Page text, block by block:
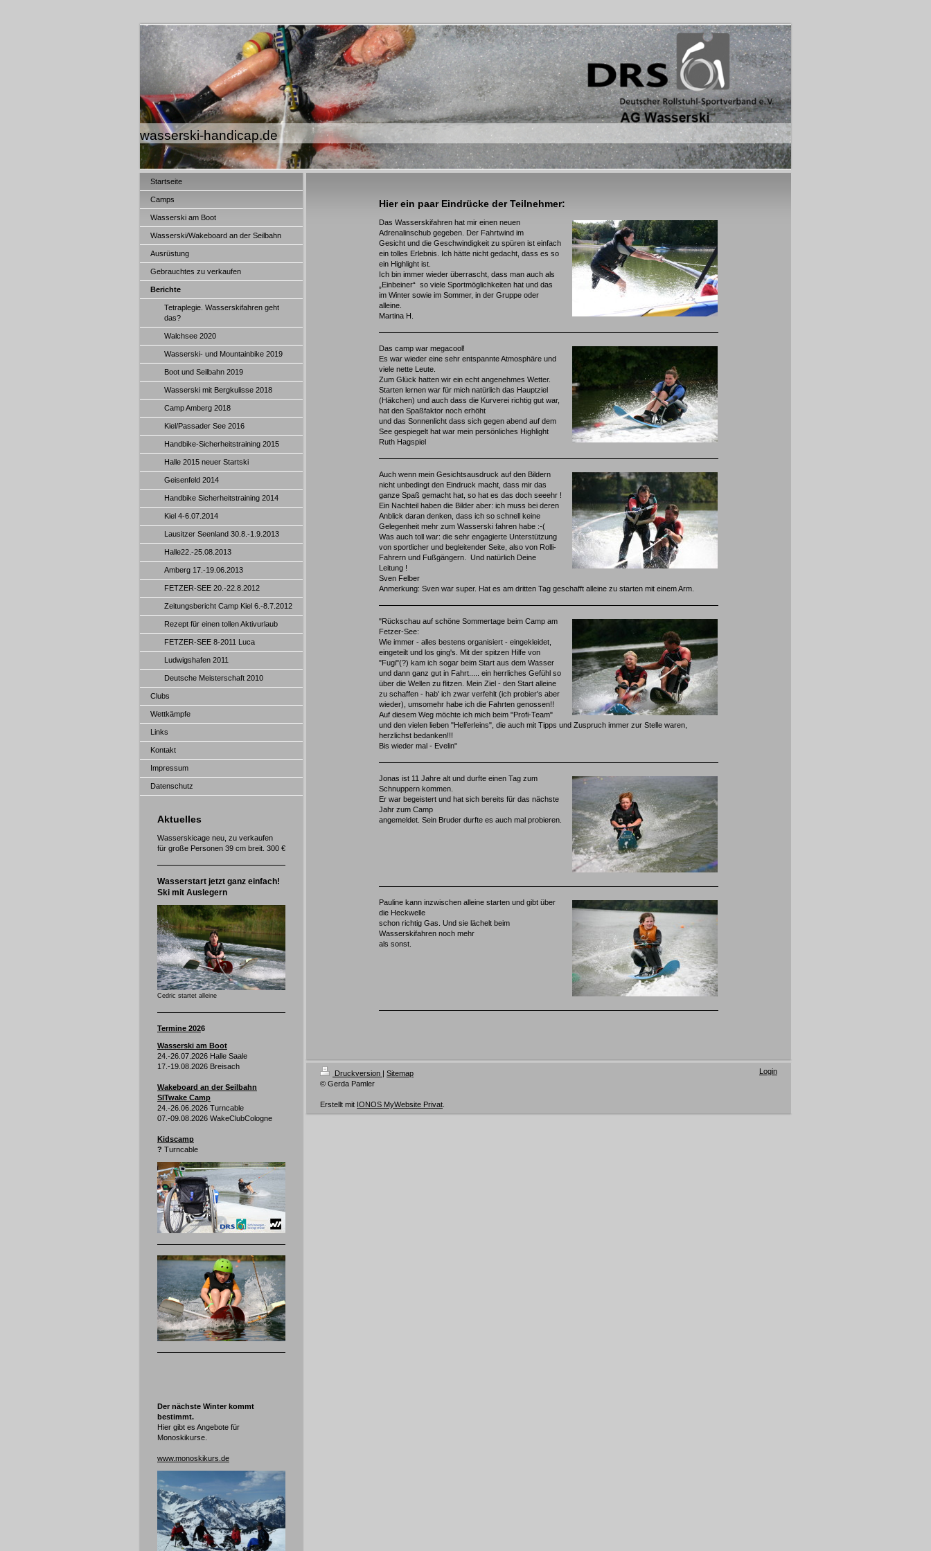
wasserski-handicap.de
Startseite
Camps
Wasserski am Boot
Wasserski/Wakeboard an der Seilbahn
Ausrüstung
Gebrauchtes zu verkaufen
Berichte
Tetraplegie. Wasserskifahren geht
das?
Walchsee 2020
Wasserski- und Mountainbike 2019
Boot und Seilbahn 2019
Wasserski mit Bergkulisse 2018
Camp Amberg 2018
Kiel/Passader See 2016
Handbike-Sicherheitstraining 2015
Halle 2015 neuer Startski
Geisenfeld 2014
Handbike Sicherheitstraining 2014
Kiel 4-6.07.2014
Lausitzer Seenland 30.8.-1.9.2013
Halle22.-25.08.2013
Amberg 17.-19.06.2013
FETZER-SEE 20.-22.8.2012
Zeitungsbericht Camp Kiel 6.-8.7.2012
Rezept für einen tollen Aktivurlaub
FETZER-SEE 8-2011 Luca
Ludwigshafen 2011
Deutsche Meisterschaft 2010
Clubs
Wettkämpfe
Links
Kontakt
Impressum
Datenschutz
Aktuelles
Wasserskicage neu, zu verkaufen
für große Personen 39 cm breit. 300 €
Wasserstart jetzt ganz einfach!
Ski mit Auslegern
Cedric startet alleine
Termine 2026
Wasserski am Boot
24.-26.07.2026 Halle Saale
17.-19.08.2026 Breisach
Wakeboard an der Seilbahn
SITwake Camp
24.-26.06.2026 Turncable
07.-09.08.2026 WakeClubCologne
Kidscamp
? Turncable
Der nächste Winter kommt
bestimmt.
Hier gibt es Angebote für
Monoskikurse.
www.monoskikurs.de
Hier ein paar Eindrücke der Teilnehmer:
Das Wasserskifahren hat mir einen neuen
Adrenalinschub gegeben. Der Fahrtwind im
Gesicht und die Geschwindigkeit zu spüren ist einfach
ein tolles Erlebnis. Ich hätte nicht gedacht, dass es so
ein Highlight ist.
Ich bin immer wieder überrascht, dass man auch als
„Einbeiner“ so viele Sportmöglichkeiten hat und das
im Winter sowie im Sommer, in der Gruppe oder
alleine.
Martina H.
Das camp war megacool!
Es war wieder eine sehr entspannte Atmosphäre und
viele nette Leute.
Zum Glück hatten wir ein echt angenehmes Wetter.
Starten lernen war für mich natürlich das Hauptziel
(Häkchen) und auch dass die Kurverei richtig gut war,
hat den Spaßfaktor noch erhöht
und das Sonnenlicht dass sich gegen abend auf dem
See gespiegelt hat war mein persönliches Highlight
Ruth Hagspiel
Auch wenn mein Gesichtsausdruck auf den Bildern
nicht unbedingt den Eindruck macht, dass mir das
ganze Spaß gemacht hat, so hat es das doch seeehr !
Ein Nachteil haben die Bilder aber: ich muss bei deren
Anblick daran denken, dass ich so schnell keine
Gelegenheit mehr zum Wasserski fahren habe :-(
Was auch toll war: die sehr engagierte Unterstützung
von sportlicher und begleitender Seite, also von Rolli-
Fahrern und Fußgängern. Und natürlich Deine
Leitung !
Sven Felber
Anmerkung: Sven war super. Hat es am dritten Tag geschafft alleine zu starten mit einem Arm.
"Rückschau auf schöne Sommertage beim Camp am
Fetzer-See:
Wie immer - alles bestens organisiert - eingekleidet,
eingeteilt und los ging's. Mit der spitzen Hilfe von
"Fugi"(?) kam ich sogar beim Start aus dem Wasser
und dann ganz gut in Fahrt..... ein herrliches Gefühl so
über die Wellen zu flitzen. Mein Ziel - den Start alleine
zu schaffen - hab' ich zwar verfehlt (ich probier's aber
wieder), umsomehr habe ich die Fahrten genossen!!
Auf diesem Weg möchte ich mich beim "Profi-Team"
und den vielen lieben "Helferleins", die auch mit Tipps und Zuspruch immer zur Stelle waren,
herzlichst bedanken!!!
Bis wieder mal - Evelin"
Jonas ist 11 Jahre alt und durfte einen Tag zum
Schnuppern kommen.
Er war begeistert und hat sich bereits für das nächste
Jahr zum Camp
angemeldet. Sein Bruder durfte es auch mal probieren.
Pauline kann inzwischen alleine starten und gibt über
die Heckwelle
schon richtig Gas. Und sie lächelt beim
Wasserskifahren noch mehr
als sonst.
Druckversion | Sitemap
© Gerda Pamler
Erstellt mit IONOS MyWebsite Privat
Login